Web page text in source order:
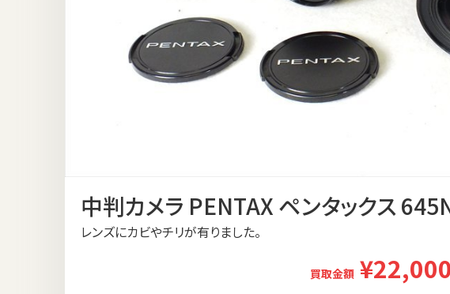
中判カメラ PENTAX ペンタックス
レンズにカビやチリが有りました。
買取金額 ¥22,000